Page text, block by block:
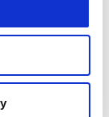
nuestra